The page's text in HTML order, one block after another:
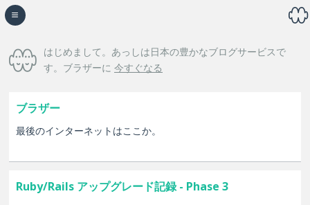
☰
はじめまして。あっしは日本の豊かなブログサービスで
す。 ブラザーに 今すぐなる
ブラザー
最後のインターネットはここか。
Ruby/Rails アップグレード記録 - Phase 3